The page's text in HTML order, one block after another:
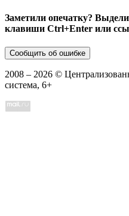
Заметили опечатку?
клавиши Ctrl+Enter или
Сообщить об ошибке
2008 – 2026 ©
система, 6+